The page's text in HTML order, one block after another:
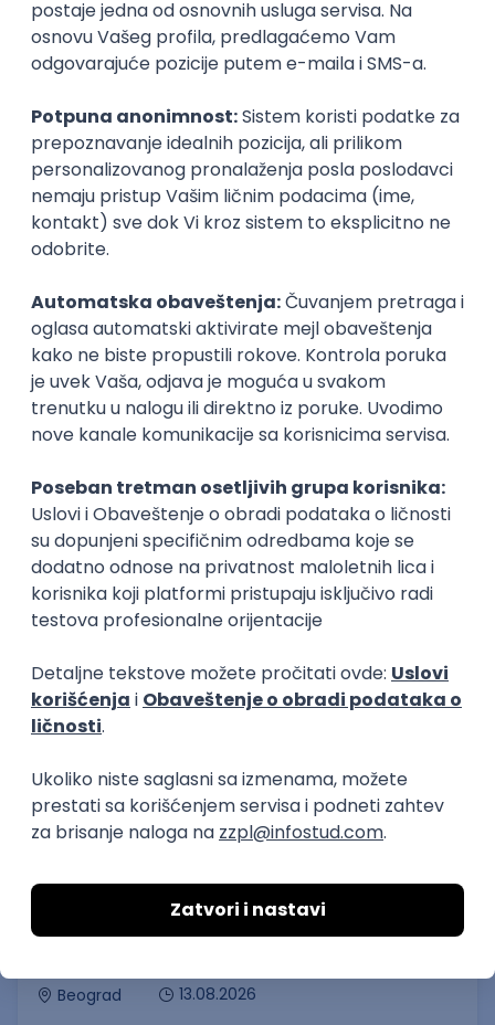
Puno radno vreme
neto: 450 RSD (satnica)
Poslovi preko zadruge
Higijeničar u poslovnom prostoru
(Stari Grad)
Beograd
13.08.2026
1. i 2. smena
Puno radno vreme
neto: 371 RSD (satnica)
Poslovi preko zadruge
Higijeničar na benzinskoj stanici
Omladinska zadruga Grof
Surčin
13.08.2026
neto: 75.000 RSD (mesečna plata)
Sobarica/Sobar
Beograd
13.08.2026